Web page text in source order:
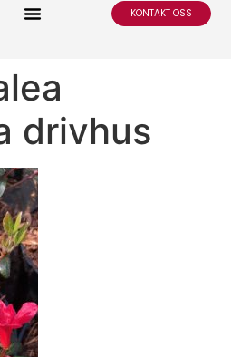
KONTAKT OSS
drivhus